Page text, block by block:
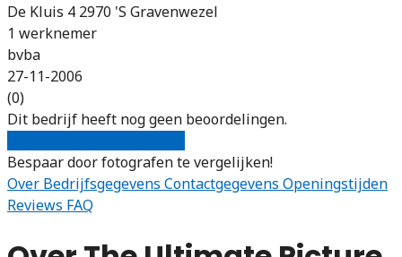
De Kluis 4 2970 'S Gravenwezel
1 werknemer
bvba
27-11-2006
(0)
Dit bedrijf heeft nog geen beoordelingen.
Bespaar door fotografen te vergelijken!
Over Bedrijfsgegevens Contactgegevens Openingstijden
Reviews FAQ